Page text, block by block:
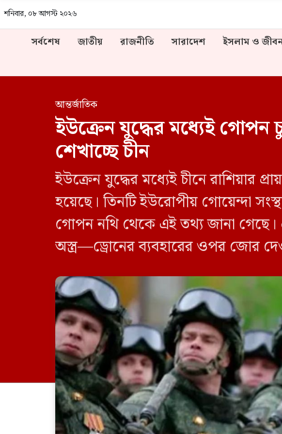
শনিবার, ০৮ আগস্ট ২০২৬
সর্বশেষ জাতীয় রাজনীতি সারাদেশ ইসলাম ও
আন্তর্জাতিক
ইউক্রেন যুদ্ধের মধ্যেই গোপন
শেখাচ্ছে চীন
ইউক্রেন যুদ্ধের মধ্যেই চীনে রাশিয়ার
হয়েছে। তিনটি ইউরোপীয় গোয়েন্দা
গোপন নথি থেকে এই তথ্য জানা গেছে।
অস্ত্র—ড্রোনের ব্যবহারের ওপর জোর